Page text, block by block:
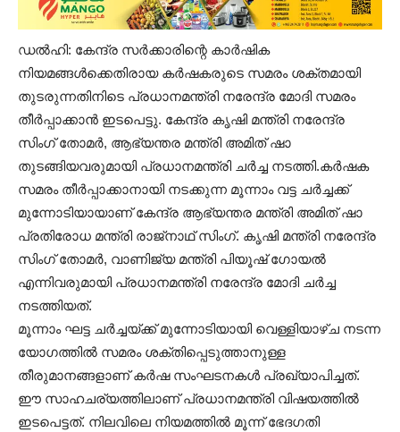
ഡൽഹി: കേന്ദ്ര സര്‍ക്കാരിന്റെ കാര്‍ഷിക
നിയമങ്ങള്‍ക്കെതിരായ കര്‍ഷകരുടെ സമരം ശക്തമായി
തുടരുന്നതിനിടെ പ്രധാനമന്ത്രി നരേന്ദ്ര മോദി സമരം
തീർപ്പാക്കാൻ ഇടപെട്ടു. കേന്ദ്ര കൃഷി മന്ത്രി നരേന്ദ്ര
സിംഗ്‌ തോമര്‍, ആഭ്യന്തര മന്ത്രി അമിത്‌ ഷാ
തുടങ്ങിയവരുമായി പ്രധാനമന്ത്രി ചര്‍ച്ച നടത്തി.കര്‍ഷക
സമരം തീര്‍പ്പാക്കാനായി നടക്കുന്ന മൂന്നാം വട്ട ചര്‍ച്ചക്ക്‌
മുന്നോടിയായാണ്‌ കേന്ദ്ര ആഭ്യന്തര മന്ത്രി അമിത് ഷാ
പ്രതിരോധ മന്ത്രി രാജ്നാഥ് സിംഗ്. കൃഷി മന്ത്രി നരേന്ദ്ര
സിംഗ് തോമര്‍, വാണിജ്യ മന്ത്രി പിയൂഷ് ഗോയല്‍
എന്നിവരുമായി പ്രധാനമന്ത്രി നരേന്ദ്ര മോദി ചര്‍ച്ച
നടത്തിയത്‌.
മൂന്നാം ഘട്ട ചര്‍ച്ചയ്‌ക്ക്‌ മുന്നോടിയായി വെള്ളിയാഴ്‌ച നടന്ന
യോഗത്തില്‍ സമരം ശക്തിപ്പെടുത്താനുള്ള
തീരുമാനങ്ങളാണ്‌ കര്‍ഷ സംഘടനകള്‍ പ്രഖ്യാപിച്ചത്‌.
ഈ സാഹചര്യത്തിലാണ്‌ പ്രധാനമന്ത്രി വിഷയത്തില്‍
ഇടപെട്ടത്‌. നിലവിലെ നിയമത്തില്‍ മൂന്ന്‌ ഭേദഗതി